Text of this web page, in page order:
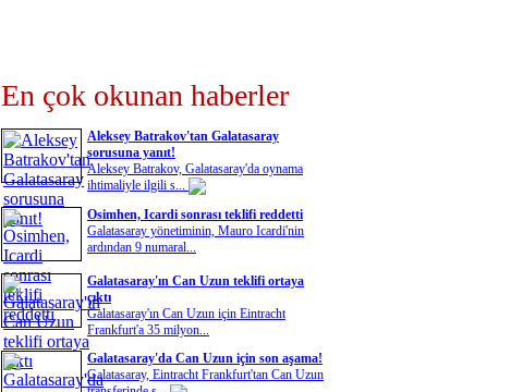
En çok okunan haberler
Aleksey Batrakov'tan Galatasaray
sorusuna yanıt!
Aleksey Batrakov, Galatasaray'da oynama
ihtimaliyle ilgili s...
Osimhen, Icardi sonrası teklifi reddetti
Galatasaray yönetiminin, Mauro Icardi'nin
ardından 9 numaral...
Galatasaray'ın Can Uzun teklifi ortaya
çıktı
Galatasaray'ın Can Uzun için Eintracht
Frankfurt'a 35 milyon...
Galatasaray'da Can Uzun için son aşama!
Galatasaray, Eintracht Frankfurt'tan Can Uzun